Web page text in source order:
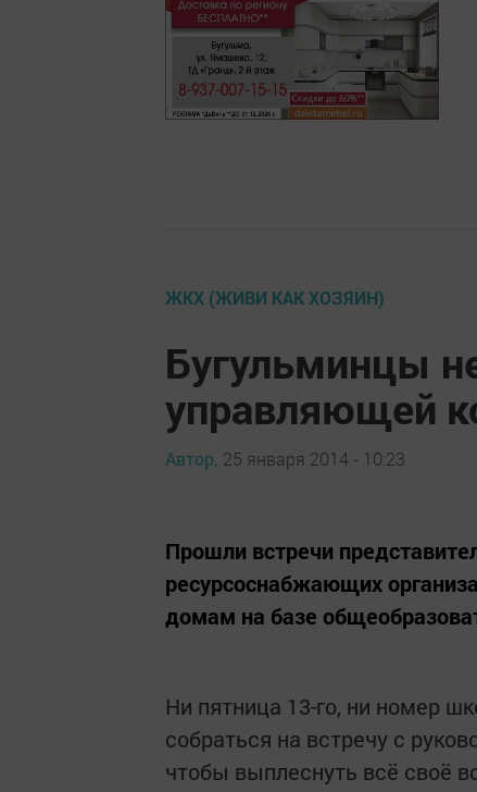
ЖКХ (ЖИВИ КАК ХОЗЯИН)
Бугульминцы
управляющей
Автор, 25 января 2014 - 10:23
Прошли встречи
ресурсоснабжающих
домам на базе
Ни пятница 13-го, ни номер
собраться на встречу с
чтобы выплеснуть всё своё